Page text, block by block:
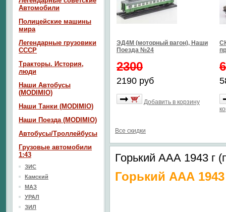
ЭД4М (моторный вагон), Наши
Поезда №24
2300
2190 руб
Добавить в корзину
Все скидки
Горький ААА 1943 г
Горький ААА 1943
Автомобили
Полицейские машины
мира
Легендарные грузовики
СССР
Тракторы. История,
люди
Наши Автобусы
(MODIMIO)
Наши Танки (MODIMIO)
Наши Поезда (MODIMIO)
Автобусы/Троллейбусы
Грузовые автомобили
1:43
ЗИС
Камский
МАЗ
УРАЛ
ЗИЛ